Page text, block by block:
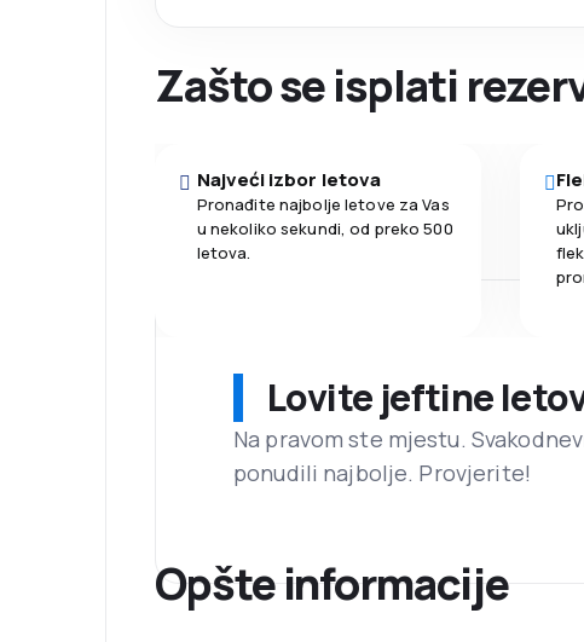
Zašto se isplati
Najveći izbor letova
Pronađite najbolje letove za Vas
u nekoliko sekundi, od preko 500
letova.
Lovite jeftine
Na pravom ste mjestu.
ponudili najbolje. Provjerite!
Opšte informacije